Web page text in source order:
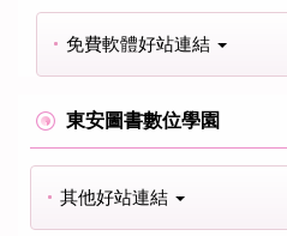
免費軟體好站連結
東安圖書數位學園
其他好站連結